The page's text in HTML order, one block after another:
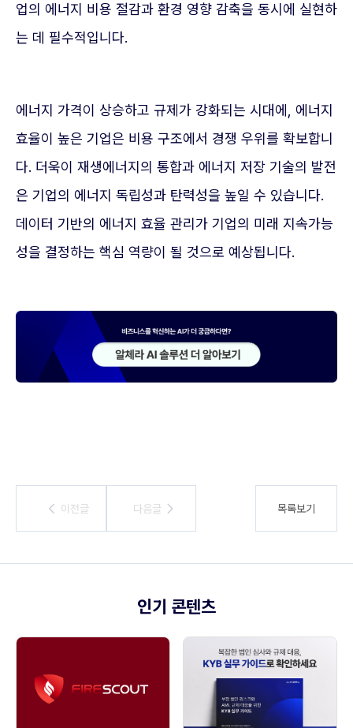
업의 에너지 비용 절감과 환경 영향 감축을 동시에 실현하
는 데 필수적입니다.
에너지 가격이 상승하고 규제가 강화되는 시대에, 에너지
효율이 높은 기업은 비용 구조에서 경쟁 우위를 확보합니
다. 더욱이 재생에너지의 통합과 에너지 저장 기술의 발전
은 기업의 에너지 독립성과 탄력성을 높일 수 있습니다.
데이터 기반의 에너지 효율 관리가 기업의 미래 지속가능
성을 결정하는 핵심 역량이 될 것으로 예상됩니다.
이전글
이전글 다음글
다음글 목록보기
인기 콘텐츠